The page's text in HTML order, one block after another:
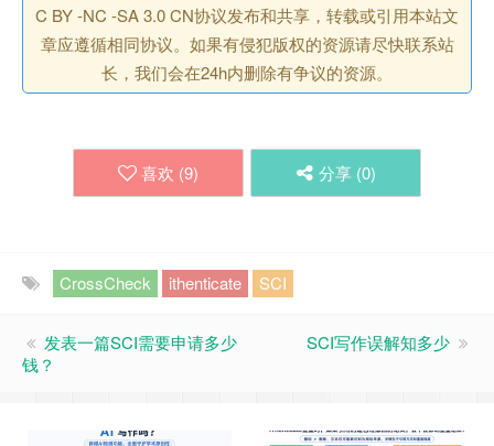
C BY -NC -SA 3.0 CN协议发布和共享，转载或引用本站文
章应遵循相同协议。如果有侵犯版权的资源请尽快联系站
长，我们会在24h内删除有争议的资源。
喜欢 (9) 分享 (0)
CrossCheck ithenticate SCI
发表一篇SCI需要申请多少
钱？
SCI写作误解知多少